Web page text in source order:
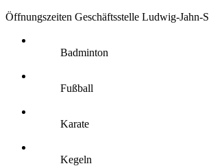
Öffnungszeiten Geschäftsstelle Ludwig-Jahn-
Badminton
Fußball
Karate
Kegeln